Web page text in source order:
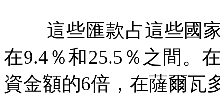
這些匯款占這些國
在9.4 ％和25.5 ％之間。
資金額的6倍，在薩爾瓦